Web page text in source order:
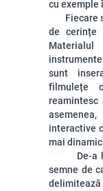
cu exemple
Fiecare
de cerințe
sunt
filmulețe
reamintesc
interactive
mai
De-a
semne de